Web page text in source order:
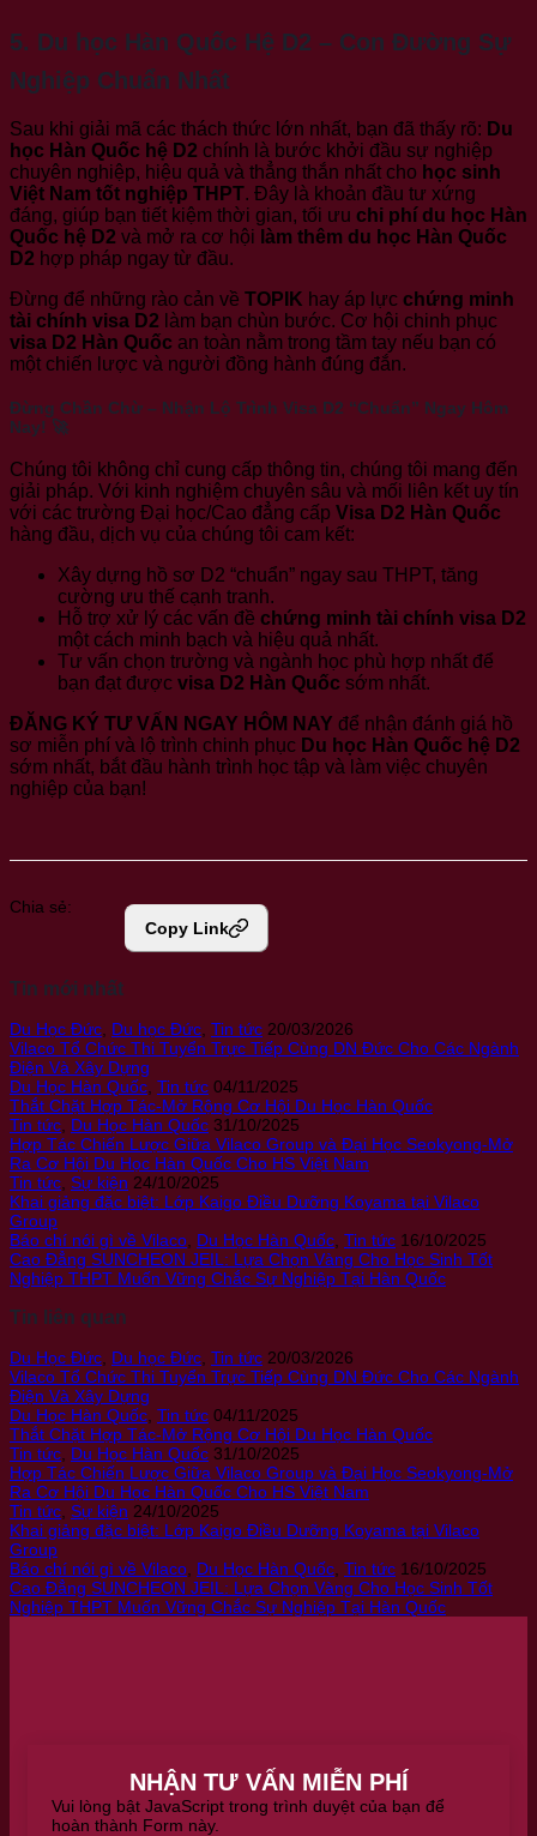
5. Du học Hàn Quốc Hệ D2 – Con Đường Sự
Nghiệp Chuẩn Nhất
Sau khi giải mã các thách thức lớn nhất, bạn đã thấy rõ: Du
học Hàn Quốc hệ D2 chính là bước khởi đầu sự nghiệp
chuyên nghiệp, hiệu quả và thẳng thắn nhất cho học sinh
Việt Nam tốt nghiệp THPT. Đây là khoản đầu tư xứng
đáng, giúp bạn tiết kiệm thời gian, tối ưu chi phí du học Hàn
Quốc hệ D2 và mở ra cơ hội làm thêm du học Hàn Quốc
D2 hợp pháp ngay từ đầu.
Đừng để những rào cản về TOPIK hay áp lực chứng minh
tài chính visa D2 làm bạn chùn bước. Cơ hội chinh phục
visa D2 Hàn Quốc an toàn nằm trong tầm tay nếu bạn có
một chiến lược và người đồng hành đúng đắn.
Đừng Chần Chừ – Nhận Lộ Trình Visa D2 “Chuẩn” Ngay Hôm
Nay! 🚀
Chúng tôi không chỉ cung cấp thông tin, chúng tôi mang đến
giải pháp. Với kinh nghiệm chuyên sâu và mối liên kết uy tín
với các trường Đại học/Cao đẳng cấp Visa D2 Hàn Quốc
hàng đầu, dịch vụ của chúng tôi cam kết:
Xây dựng hồ sơ D2 “chuẩn” ngay sau THPT, tăng
cường ưu thế cạnh tranh.
Hỗ trợ xử lý các vấn đề chứng minh tài chính visa D2
một cách minh bạch và hiệu quả nhất.
Tư vấn chọn trường và ngành học phù hợp nhất để
bạn đạt được visa D2 Hàn Quốc sớm nhất.
ĐĂNG KÝ TƯ VẤN NGAY HÔM NAY để nhận đánh giá hồ
sơ miễn phí và lộ trình chinh phục Du học Hàn Quốc hệ D2
sớm nhất, bắt đầu hành trình học tập và làm việc chuyên
nghiệp của bạn!
Chia sẻ:
Copy Link
Tin mới nhất
Du Học Đức Du học Đức Tin tức 20/03/2026
Vilaco Tổ Chức Thi Tuyển Trực Tiếp Cùng DN Đức Cho Các Ngành
Điện Và Xây Dựng
Du Học Hàn Quốc Tin tức 04/11/2025
Thắt Chặt Hợp Tác-Mở Rộng Cơ Hội Du Học Hàn Quốc
Tin tức Du Học Hàn Quốc 31/10/2025
Hợp Tác Chiến Lược Giữa Vilaco Group và Đại Học Seokyong-Mở
Ra Cơ Hội Du Học Hàn Quốc Cho HS Việt Nam
Tin tức Sự kiện 24/10/2025
Khai giảng đặc biệt: Lớp Kaigo Điều Dưỡng Koyama tại Vilaco
Group
Báo chí nói gì về Vilaco Du Học Hàn Quốc Tin tức 16/10/2025
Cao Đẳng SUNCHEON JEIL: Lựa Chọn Vàng Cho Học Sinh Tốt
Nghiệp THPT Muốn Vững Chắc Sự Nghiệp Tại Hàn Quốc
Tin liên quan
Du Học Đức Du học Đức Tin tức 20/03/2026
Vilaco Tổ Chức Thi Tuyển Trực Tiếp Cùng DN Đức Cho Các Ngành
Điện Và Xây Dựng
Du Học Hàn Quốc Tin tức 04/11/2025
Thắt Chặt Hợp Tác-Mở Rộng Cơ Hội Du Học Hàn Quốc
Tin tức Du Học Hàn Quốc 31/10/2025
Hợp Tác Chiến Lược Giữa Vilaco Group và Đại Học Seokyong-Mở
Ra Cơ Hội Du Học Hàn Quốc Cho HS Việt Nam
Tin tức Sự kiện 24/10/2025
Khai giảng đặc biệt: Lớp Kaigo Điều Dưỡng Koyama tại Vilaco
Group
Báo chí nói gì về Vilaco Du Học Hàn Quốc Tin tức 16/10/2025
Cao Đẳng SUNCHEON JEIL: Lựa Chọn Vàng Cho Học Sinh Tốt
Nghiệp THPT Muốn Vững Chắc Sự Nghiệp Tại Hàn Quốc
NHẬN TƯ VẤN MIỄN PHÍ
Vui lòng bật JavaScript trong trình duyệt của bạn để
hoàn thành Form này.